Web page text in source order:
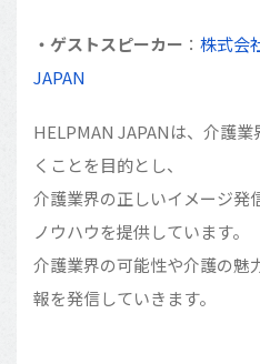
・ゲストスピーカー ： 株式会
JAPAN
HELPMAN JAPANは、介護
くことを目的とし、
介護業界の正しいイメージ発
ノウハウを提供しています。
介護業界の可能性や介護の魅
報を発信していきます。